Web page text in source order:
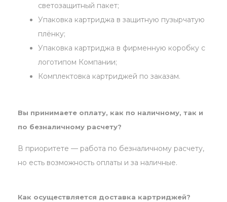
светозащитный пакет;
Упаковка картриджа в защитную пузырчатую
плёнку;
Упаковка картриджа в фирменную коробку с
логотипом Компании;
Комплектовка картриджей по заказам.
Вы принимаете оплату, как по наличному, так и
по безналичному расчету?
В приоритете — работа по безналичному расчету,
но есть возможность оплаты и за наличные.
Как осуществляется доставка картриджей?